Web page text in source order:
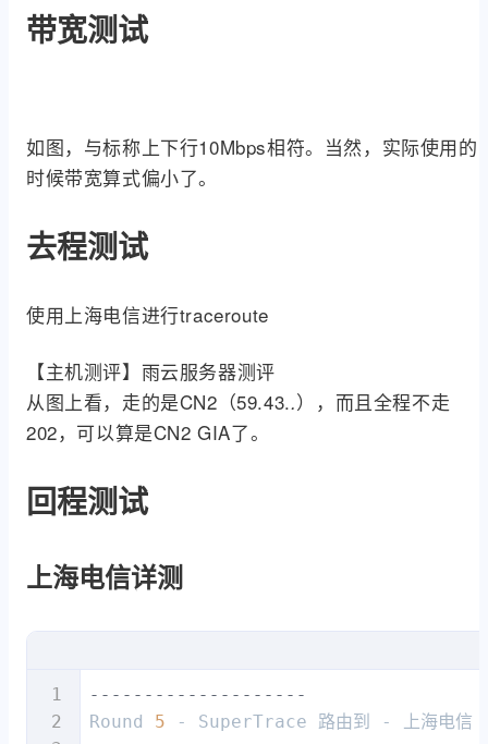
带宽测试
如图，与标称上下行10Mbps相符。当然，实际使用的
时候带宽算式偏小了。
去程测试
使用上海电信进行traceroute
【主机测评】雨云服务器测评
从图上看，走的是CN2（59.43..），而且全程不走
202，可以算是CN2 GIA了。
回程测试
上海电信详测
--------------------
Round 5